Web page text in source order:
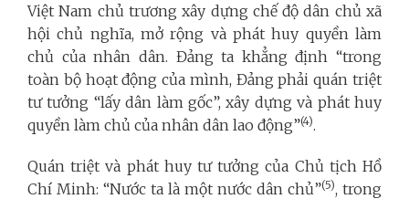
Việt Nam chủ trương xây dựng chế độ dân chủ xã
hội chủ nghĩa, mở rộng và phát huy quyền làm
chủ của nhân dân. Đảng ta khẳng định “trong
toàn bộ hoạt động của mình, Đảng phải quán triệt
tư tưởng “lấy dân làm gốc”, xây dựng và phát huy
quyền làm chủ của nhân dân lao động”(4).
Quán triệt và phát huy tư tưởng của Chủ tịch Hồ
Chí Minh: “Nước ta là một nước dân chủ”(5), trong